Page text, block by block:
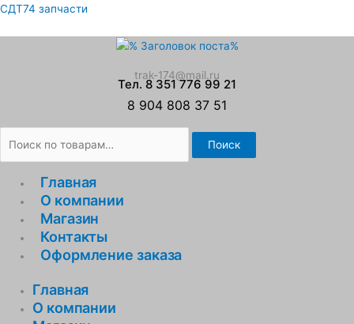
Перейти
СДТ74 запчасти
trak-174@mail.ru
Тел. 8 351 776 99 21
8 904 808 37 51
Искать:
Поиск
Главная
О компании
Магазин
Контакты
Оформление заказа
Главная
О компании